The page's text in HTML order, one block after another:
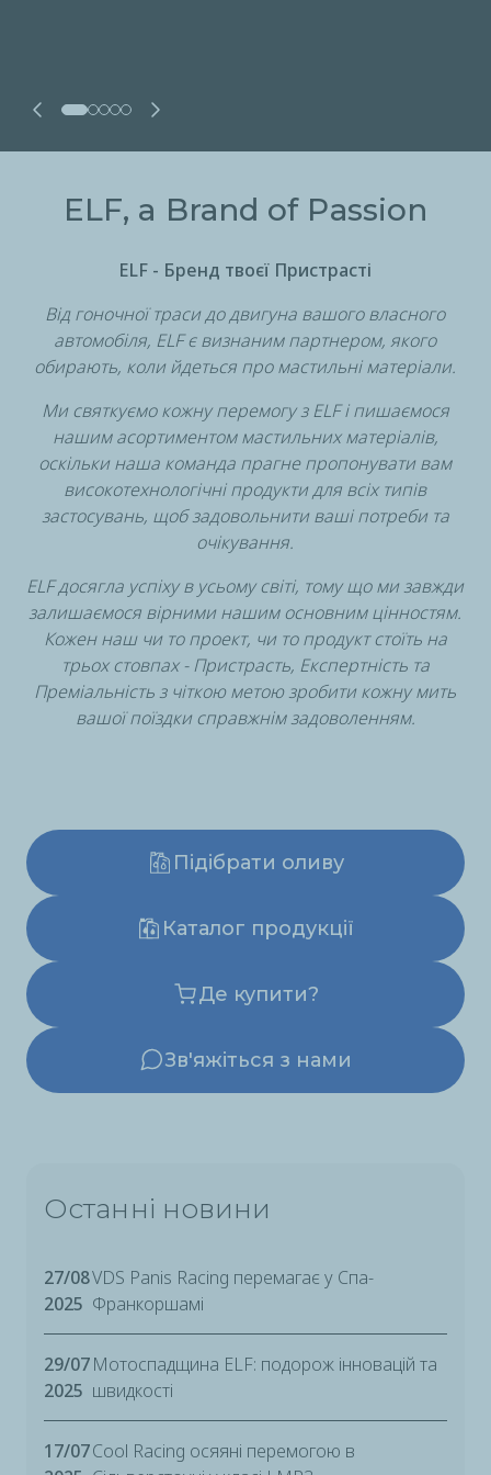
ELF, a Brand of Passion
ELF - Бренд твоєї Пристрасті
Від гоночної траси до двигуна вашого власного
автомобіля, ELF є визнаним партнером, якого
обирають, коли йдеться про мастильні матеріали.
Ми святкуємо кожну перемогу з ELF і пишаємося
нашим асортиментом мастильних матеріалів,
оскільки наша команда прагне пропонувати вам
високотехнологічні продукти для всіх типів
застосувань, щоб задовольнити ваші потреби та
очікування.
ELF досягла успіху в усьому світі, тому що ми завжди
залишаємося вірними нашим основним цінностям.
Кожен наш чи то проект, чи то продукт стоїть на
трьох стовпах - Пристрасть, Експертність та
Преміальність з чіткою метою зробити кожну мить
вашої поїздки справжнім задоволенням.
Підібрати оливу
Каталог продукції
Де купити?
Зв'яжіться з нами
Останні новини
27/08
2025
VDS Panis Racing перемагає у Спа-
Франкоршамі
29/07
2025
Мотоcпадщина ELF: подорож інновацій та
швидкості
17/07Cool Racing осяяні перемогою в